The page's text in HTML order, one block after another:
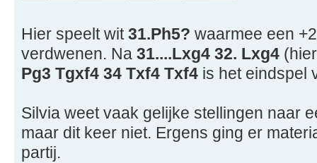
Hier speelt wit31.Ph5? waarmee een
verdwenen. Na 31....Lxg4 32. Lxg4
Pg3 Tgxf4 34 Txf4 Txf4 is het eindspel
Silvia weet vaak gelijke stellingen naar
maar dit keer niet. Ergens ging er
partij.